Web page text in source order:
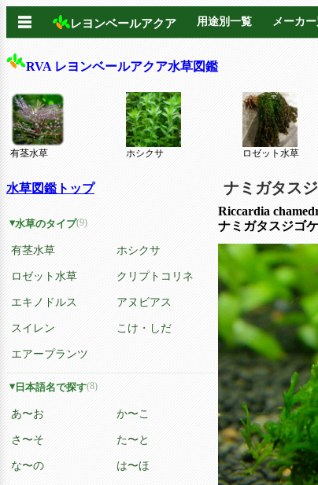
☰ レヨンベールアクア 用途別一覧 メーカー
RVA レヨンベールアクア水草図鑑
有茎水草 ホシクサ ロゼット水草
ナミガタス
Riccardia
ナミガタスジゴケ
水草図鑑トップ
水草のタイプ(9)
有茎水草 ホシクサ
ロゼット水草 クリプトコリネ
エキノドルス アヌビアス
スイレン こけ・しだ
エアープランツ
日本語名で探す(8)
あ〜お か〜こ
さ〜そ た〜と
な〜の は〜ほ